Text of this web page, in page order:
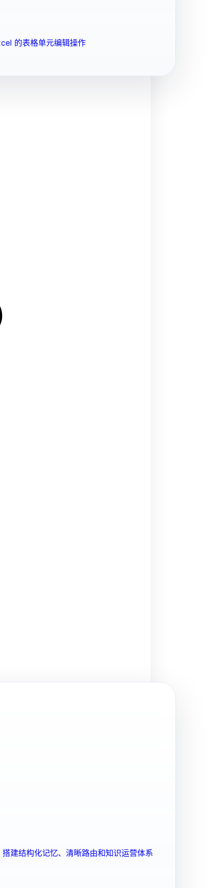
的表格单元编辑操作
建结构化记忆、清晰路由和知识运营体系